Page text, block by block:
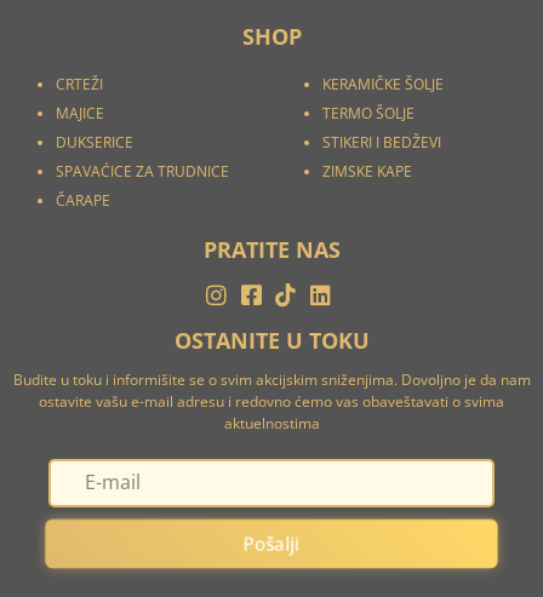
SHOP
CRTEŽI
MAJICE
DUKSERICE
SPAVAĆICE ZA TRUDNICE
ČARAPE
KERAMIČKE ŠOLJE
TERMO ŠOLJE
STIKERI I BEDŽEVI
ZIMSKE KAPE
PRATITE NAS
OSTANITE U TOKU
Budite u toku i informišite se o svim akcijskim sniženjima. Dovoljno je da nam
ostavite vašu e-mail adresu i redovno ćemo vas obaveštavati o svima
aktuelnostima
Pošalji